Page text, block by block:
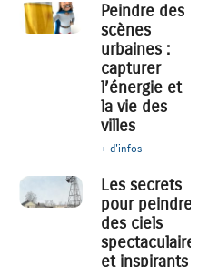
Peindre des
scènes
urbaines :
capturer
l’énergie et
la vie des
villes
+ d'infos
Les secrets
pour peindre
des ciels
spectaculaires
et inspirants